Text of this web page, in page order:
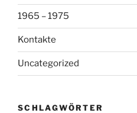
1965 – 1975
Kontakte
Uncategorized
SCHLAGWÖRTER